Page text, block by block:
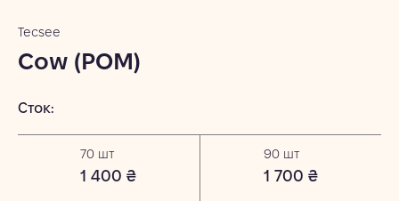
Tecsee
Cow (POM)
Сток:
70 шт
1 400 ₴
90 шт
1 700 ₴